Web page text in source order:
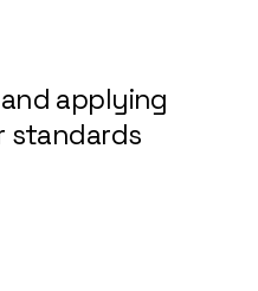
applying
standards